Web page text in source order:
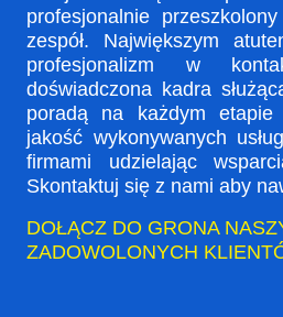
profesjonalnie
zespół. Największym
profesjonalizm w
doświadczona kadra
poradą na każdym etapie
jakość wykonywanych
firmami udzielając
Skontaktuj się z nami aby
DOŁĄCZ DO GRONA
ZADOWOLONYCH